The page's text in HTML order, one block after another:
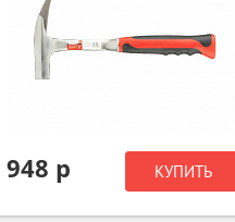
948 р КУПИТЬ